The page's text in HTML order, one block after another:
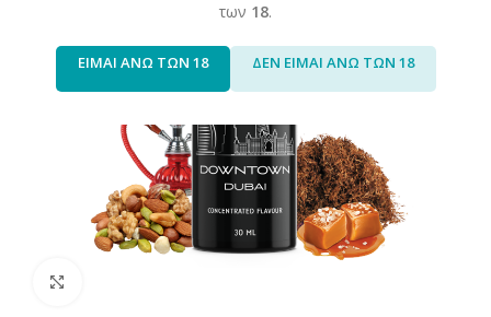
των 18.
ΕΙΜΑΙ ΑΝΩ ΤΩΝ 18 ΔΕΝ ΕΙΜΑΙ ΑΝΩ ΤΩΝ 18